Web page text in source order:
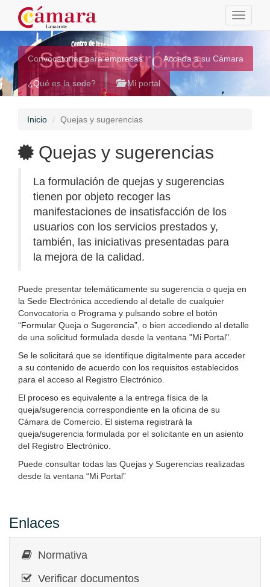
Toggle
Sede Electrónica
Convocatorias para empresas Acceda a su Cámara
¿Qué es la sede? Mi portal
Inicio Quejas y sugerencias
Quejas y sugerencias
La formulación de quejas y sugerencias
tienen por objeto recoger las
manifestaciones de insatisfacción de los
usuarios con los servicios prestados y,
también, las iniciativas presentadas para
la mejora de la calidad.
Puede presentar telemáticamente su sugerencia o queja en
la Sede Electrónica accediendo al detalle de cualquier
Convocatoria o Programa y pulsando sobre el botón
“Formular Queja o Sugerencia”, o bien accediendo al detalle
de una solicitud formulada desde la ventana "Mi Portal".
Se le solicitará que se identifique digitalmente para acceder
a su contenido de acuerdo con los requisitos establecidos
para el acceso al Registro Electrónico.
El proceso es equivalente a la entrega física de la
queja/sugerencia correspondiente en la oficina de su
Cámara de Comercio. El sistema registrará la
queja/sugerencia formulada por el solicitante en un asiento
del Registro Electrónico.
Puede consultar todas las Quejas y Sugerencias realizadas
desde la ventana “Mi Portal”
Enlaces
Normativa
Verificar documentos